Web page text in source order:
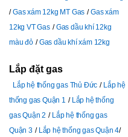
Gas xám 12kg MT Gas
Gas xám
12kg VT Gas
Gas dầu khí 12kg
màu đỏ
Gas dầu khí xám 12kg
Lắp đặt gas
Lắp hệ thống gas Thủ Đức
Lắp hệ
thống gas Quận 1
Lắp hệ thống
gas Quận 2
Lắp hệ thống gas
Quận 3
Lắp hệ thống gas Quận 4